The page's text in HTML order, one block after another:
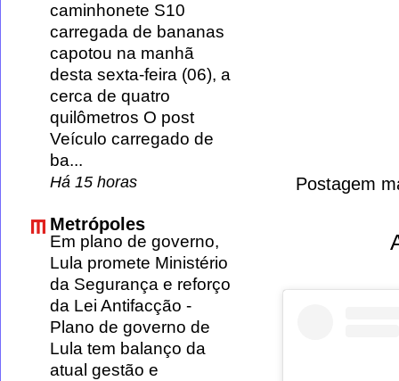
Postagem
caminhonete S10
carregada de bananas
capotou na manhã
desta sexta-feira (06), a
cerca de quatro
quilômetros O post
Veículo carregado de
ba...
Há 15 horas
Metrópoles
Em plano de governo,
Lula promete Ministério
da Segurança e reforço
da Lei Antifacção -
Plano de governo de
Lula tem balanço da
atual gestão e